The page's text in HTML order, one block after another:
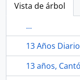
Vista de árbol
...
13 Años
13 años,